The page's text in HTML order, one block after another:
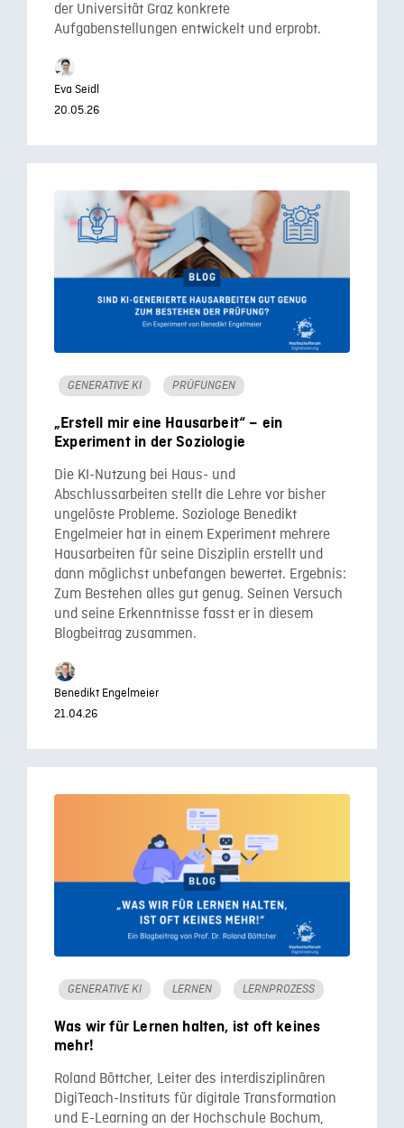
der Universität Graz konkrete
Aufgabenstellungen entwickelt und erprobt.
Eva Seidl
20.05.26
GENERATIVE KI PRÜFUNGEN
„Erstell mir eine Hausarbeit“ – ein
Experiment in der Soziologie
Die KI-Nutzung bei Haus- und
Abschlussarbeiten stellt die Lehre vor bisher
ungelöste Probleme. Soziologe Benedikt
Engelmeier hat in einem Experiment mehrere
Hausarbeiten für seine Disziplin erstellt und
dann möglichst unbefangen bewertet. Ergebnis:
Zum Bestehen alles gut genug. Seinen Versuch
und seine Erkenntnisse fasst er in diesem
Blogbeitrag zusammen.
Benedikt Engelmeier
21.04.26
GENERATIVE KI LERNEN LERNPROZESS
Was wir für Lernen halten, ist oft keines
mehr!
Roland Böttcher, Leiter des interdisziplinären
DigiTeach-Instituts für digitale Transformation
und E-Learning an der Hochschule Bochum,